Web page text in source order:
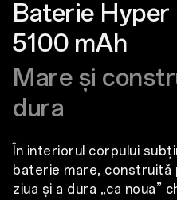
Baterie
5100 mAh
Mare și
dura
În interiorul corpului
baterie mare,
ziua și a dura „ca noua”